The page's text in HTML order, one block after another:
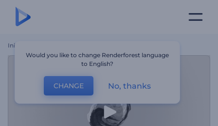
Inicio
Would you like to change Renderforest language
to English?
CHANGE No, thanks